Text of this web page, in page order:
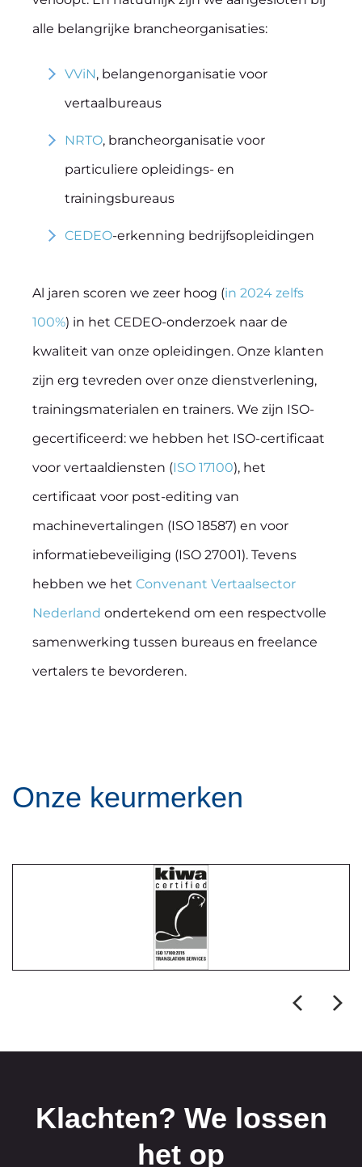
alle belangrijke brancheorganisaties:
VViN, belangenorganisatie voor
vertaalbureaus
NRTO, brancheorganisatie voor
particuliere opleidings- en
trainingsbureaus
CEDEO-erkenning bedrijfsopleidingen
Al jaren scoren we zeer hoog (in 2024 zelfs
100%) in het CEDEO-onderzoek naar de
kwaliteit van onze opleidingen. Onze klanten
zijn erg tevreden over onze dienstverlening,
trainingsmaterialen en trainers. We zijn ISO-
gecertificeerd: we hebben het ISO-certificaat
voor vertaaldiensten (ISO 17100), het
certificaat voor post-editing van
machinevertalingen (ISO 18587) en voor
informatiebeveiliging (ISO 27001). Tevens
hebben we het Convenant Vertaalsector
Nederland ondertekend om een respectvolle
samenwerking tussen bureaus en freelance
vertalers te bevorderen.
Onze keurmerken
Klachten? We lossen
het op